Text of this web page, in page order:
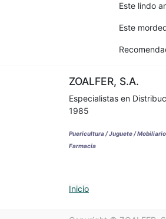
Este lindo
Este
ZOALFER, S.A.
Especialistas en
1985
Puericultura / Juguete /
Farmacia
Inicio